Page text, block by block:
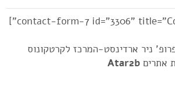
ניר ארדינסט-המרכז לקרטקונוס
אתרים Atar2b